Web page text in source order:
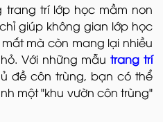
trang trí lớp học mầm non
giúp không gian lớp học
mà còn mang lại nhiều
Với những mẫutrang trí
đề côn trùng, bạn có thể
một "khu vườn côn trùng"